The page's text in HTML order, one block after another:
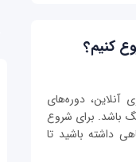
کنیم؟
آنلاین، دوره‌های
باشد. برای شروع
داشته باشید تا